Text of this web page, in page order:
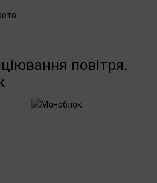
повітря.